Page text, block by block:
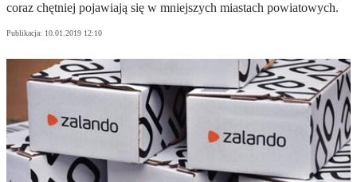
coraz chętniej pojawiają się w mniejszych miastach powiatowych.
Publikacja: 10.01.2019 12:10